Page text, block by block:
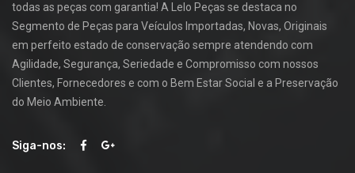
todas as peças com garantia! A Lelo Peças se destaca no
Segmento de Peças para Veículos Importadas, Novas, Originais
em perfeito estado de conservação sempre atendendo com
Agilidade, Segurança, Seriedade e Compromisso com nossos
Clientes, Fornecedores e com o Bem Estar Social e a Preservação
do Meio Ambiente.
Siga-nos: